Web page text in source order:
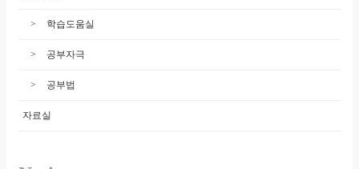
학습도움실
공부자극
공부법
자료실